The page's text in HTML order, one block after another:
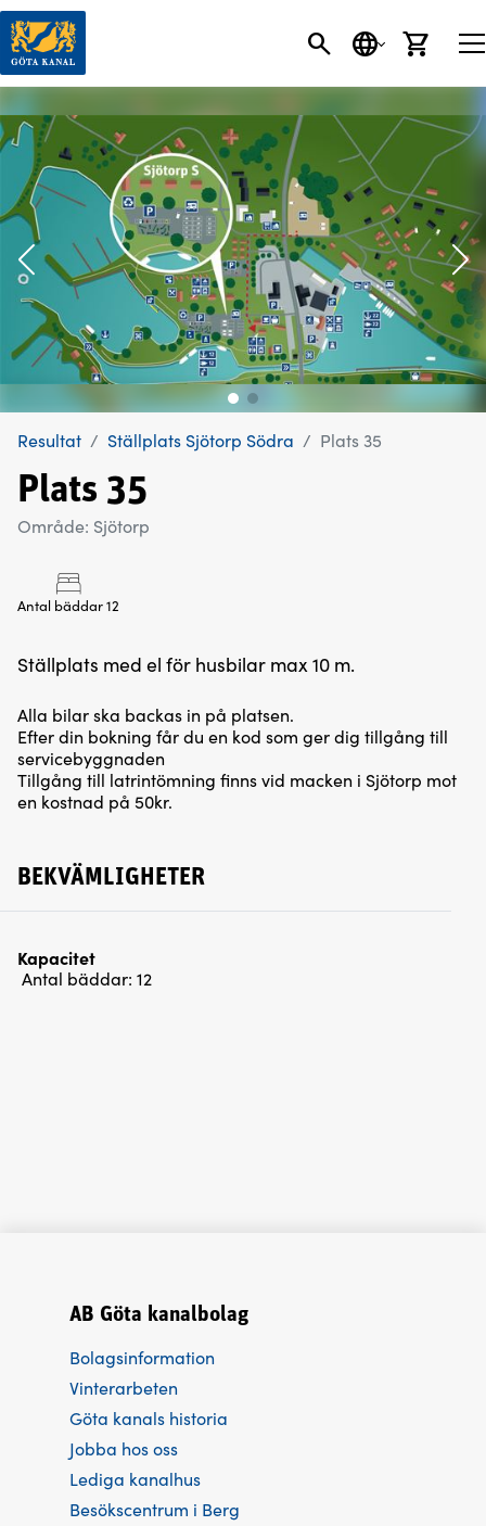
SÖKSPRÅK
Resultat Ställplats Sjötorp Södra Plats 35
Plats 35
Område: Sjötorp
Antal bäddar 12
Ställplats med el för husbilar max 10 m.
Alla bilar ska backas in på platsen.
Efter din bokning får du en kod som ger dig tillgång till
servicebyggnaden
Tillgång till latrintömning finns vid macken i Sjötorp mot
en kostnad på 50kr.
BEKVÄMLIGHETER
Kapacitet
Antal bäddar: 12
AB Göta kanalbolag
Bolagsinformation
Vinterarbeten
Göta kanals historia
Jobba hos oss
Lediga kanalhus
Besökscentrum i Berg